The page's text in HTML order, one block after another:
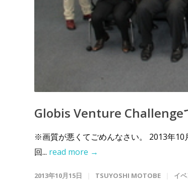
Globis Venture Challenge
※画質が悪くてごめんなさい。 2013年
回... read more →
2013年10月15日 TSUYOSHI MOTOBE イ